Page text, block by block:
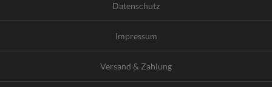
Datenschutz
Impressum
Versand & Zahlung